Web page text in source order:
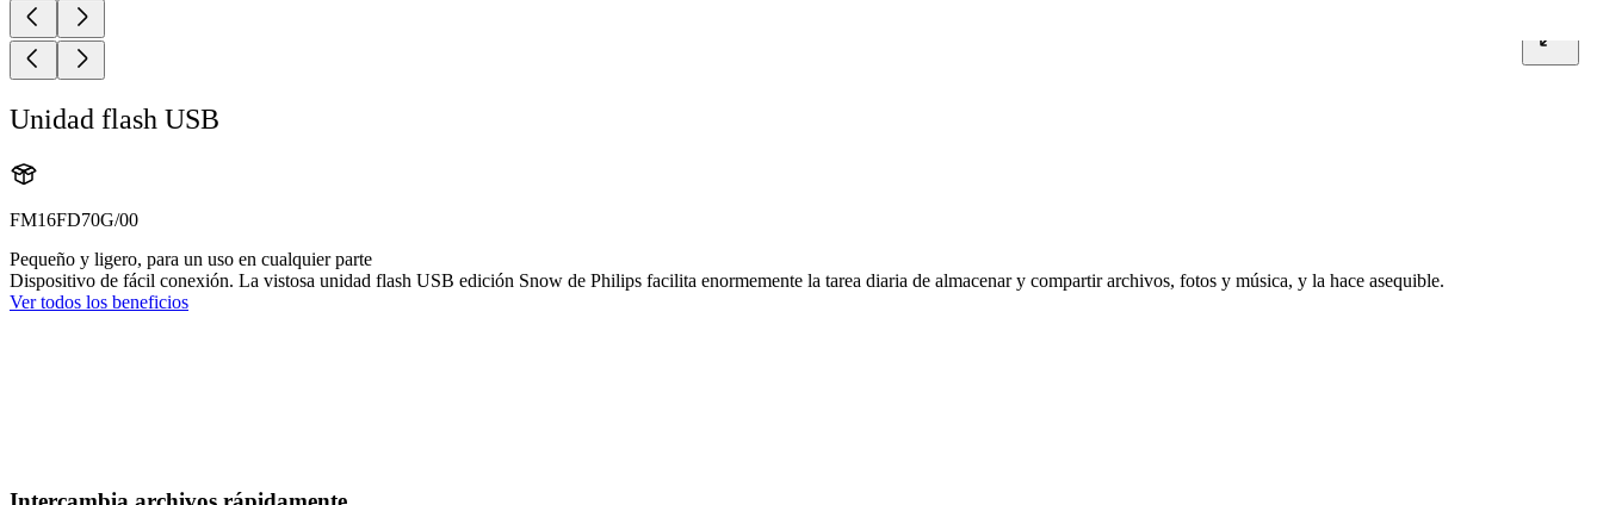
Unidad flash USB
FM16FD70G/00
Pequeño y ligero, para un uso en cualquier parte
Dispositivo de fácil conexión. La vistosa unidad flash USB edición Snow de Philips facilita enormemente la tarea diaria de almacenar y compartir archivos, fotos y música, y la hace asequible.
Ver todos los beneficios